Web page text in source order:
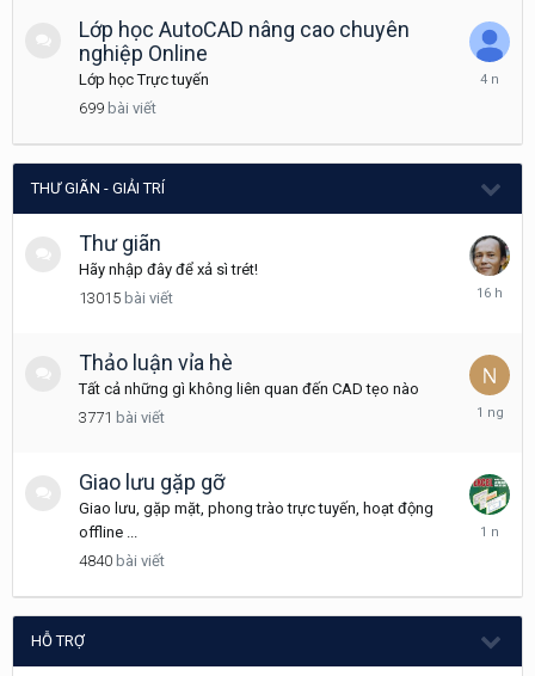
2022
Lớp học AutoCAD nâng cao chuyên
nghiệp Online
Lớp học Trực tuyến
699 bài viết
Tháng
THƯ GIÃN - GIẢI TRÍ
Thư giãn
Hãy nhập đây để xả sì trét!
13015 bài viết
16
Thảo luận vỉa hè
Tất cả những gì không liên quan đến CAD tẹo nào
3771 bài viết
Hôm
16:57
Giao lưu gặp gỡ
Giao lưu, gặp mặt, phong trào trực tuyến, hoạt động
offline ...
4840 bài viết
Tháng
HỖ TRỢ